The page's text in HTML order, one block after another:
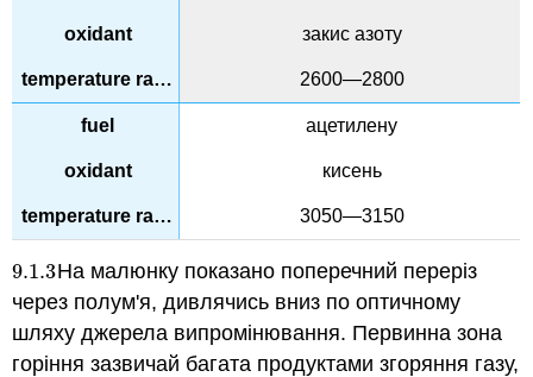
закис азоту
2600—2800
ацетилену
кисень
3050—3150
9.1.3
9.1.3На малюнку показано поперечний переріз
через полум'я, дивлячись вниз по оптичному
шляху джерела випромінювання. Первинна зона
горіння зазвичай багата продуктами згоряння газу,